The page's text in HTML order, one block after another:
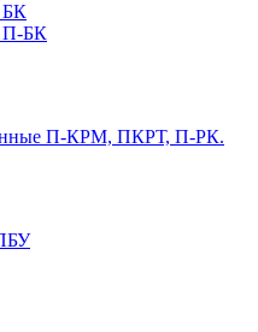
БК
П-БК
П-КРМ, ПКРТ, П-РК.